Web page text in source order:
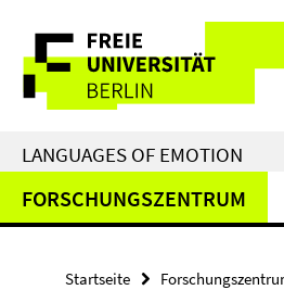
direkt
Inhalt
Service-
Navigation
LANGUAGES OF EMOTION
FORSCHUNGSZENTRUM
Startseite